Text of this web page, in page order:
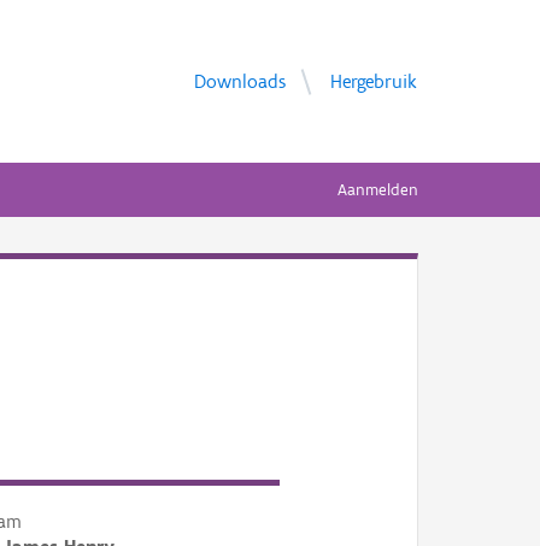
Downloads Hergebruik
Aanmelden